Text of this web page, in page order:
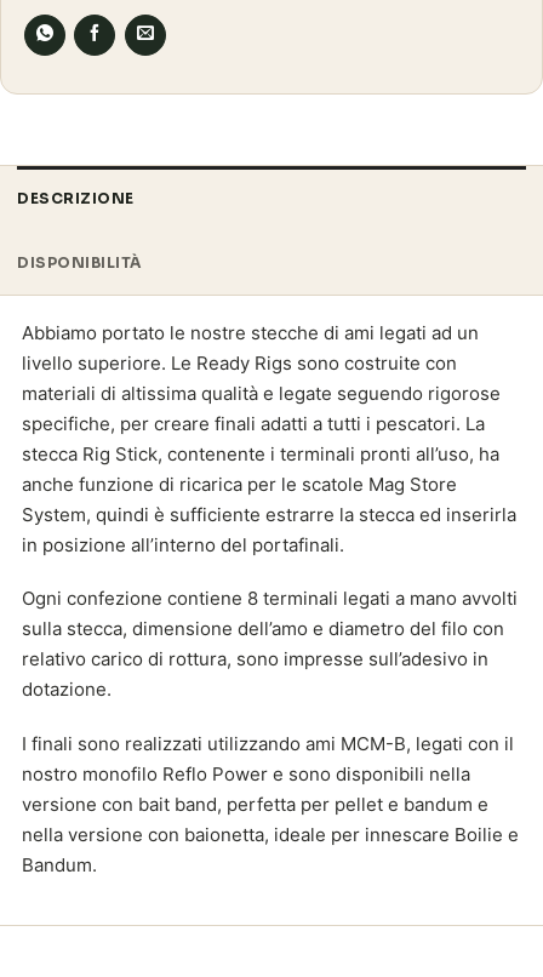
DESCRIZIONE
DISPONIBILITÀ
Abbiamo portato le nostre stecche di ami legati ad un
livello superiore. Le Ready Rigs sono costruite con
materiali di altissima qualità e legate seguendo rigorose
specifiche, per creare finali adatti a tutti i pescatori. La
stecca Rig Stick, contenente i terminali pronti all’uso, ha
anche funzione di ricarica per le scatole Mag Store
System, quindi è sufficiente estrarre la stecca ed inserirla
in posizione all’interno del portafinali.
Ogni confezione contiene 8 terminali legati a mano avvolti
sulla stecca, dimensione dell’amo e diametro del filo con
relativo carico di rottura, sono impresse sull’adesivo in
dotazione.
I finali sono realizzati utilizzando ami MCM-B, legati con il
nostro monofilo Reflo Power e sono disponibili nella
versione con bait band, perfetta per pellet e bandum e
nella versione con baionetta, ideale per innescare Boilie e
Bandum.